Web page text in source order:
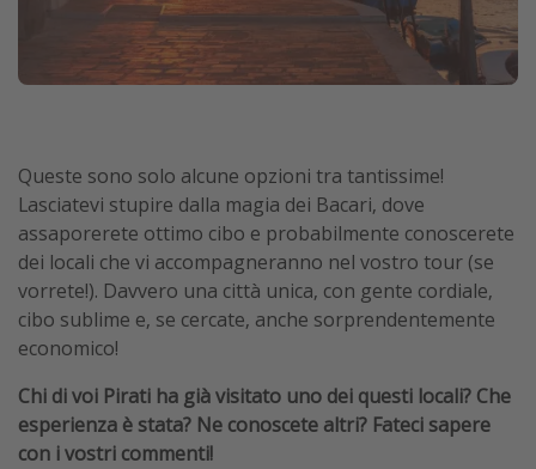
Queste sono solo alcune opzioni tra tantissime!
Lasciatevi stupire dalla magia dei Bacari, dove
assaporerete ottimo cibo e probabilmente conoscerete
dei locali che vi accompagneranno nel vostro tour (se
vorrete!). Davvero una città unica, con gente cordiale,
cibo sublime e, se cercate, anche sorprendentemente
economico!
Chi di voi Pirati ha già visitato uno dei questi locali? Che
esperienza è stata? Ne conoscete altri? Fateci sapere
con i vostri commenti!